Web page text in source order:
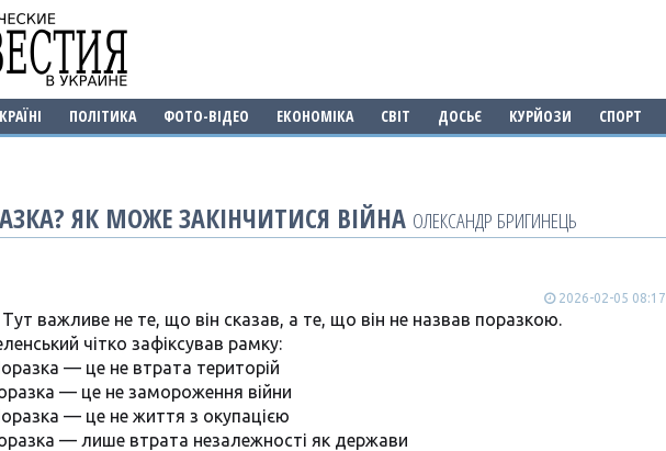
ПОЛІТИКА ФОТО-ВІДЕО ЕКОНОМІКА СВІТ ДОСЬЄ КУРЙОЗИ СПОРТ
ЯК МОЖЕ ЗАКІНЧИТИСЯ ВІЙНА ОЛЕКСАНДР БРИГИНЕЦЬ
2026-02-05 08:17
Тут важливе не те, що він сказав, а те, що він не назвав поразкою.
чітко зафіксував рамку:
— це не втрата територій
— це не замороження війни
— це не життя з окупацією
— лише втрата незалежності як держави